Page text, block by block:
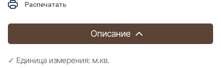
Распечатать
Описание
✓ Единица измерения: м.кв.